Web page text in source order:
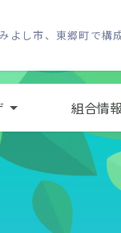
よし市、東郷町で構
組合情報